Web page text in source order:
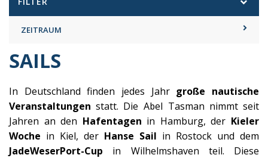
ZEITRAUM
SAILS
In Deutschland finden jedes Jahr große nautische
Veranstaltungen statt. Die Abel Tasman nimmt seit
Jahren an den Hafentagen in Hamburg, der Kieler
Woche in Kiel, der Hanse Sail in Rostock und dem
JadeWeserPort-Cup in Wilhelmshaven teil. Diese